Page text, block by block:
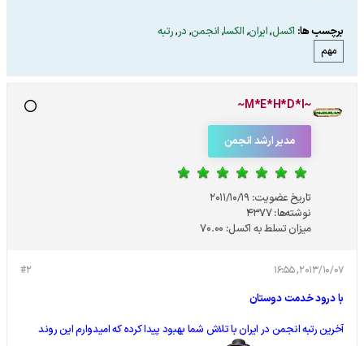
برچسب ها: اکسل,ایران, الکسا, انجمن, در,رتبه
مهم
~M*E*H*D*I~
مدیر ارشد انجمن
تاریخ عضویت: 2011/10/19
نوشته‌ها:4377
میزان تسلط به اکسل: 70.00
#2 2013/10/07, 16:55
با درود خدمت دوستان
آخرین رتبه انجمن در ایران با تلاش شما بهبود پیدا کرده که امیدوارم این روند